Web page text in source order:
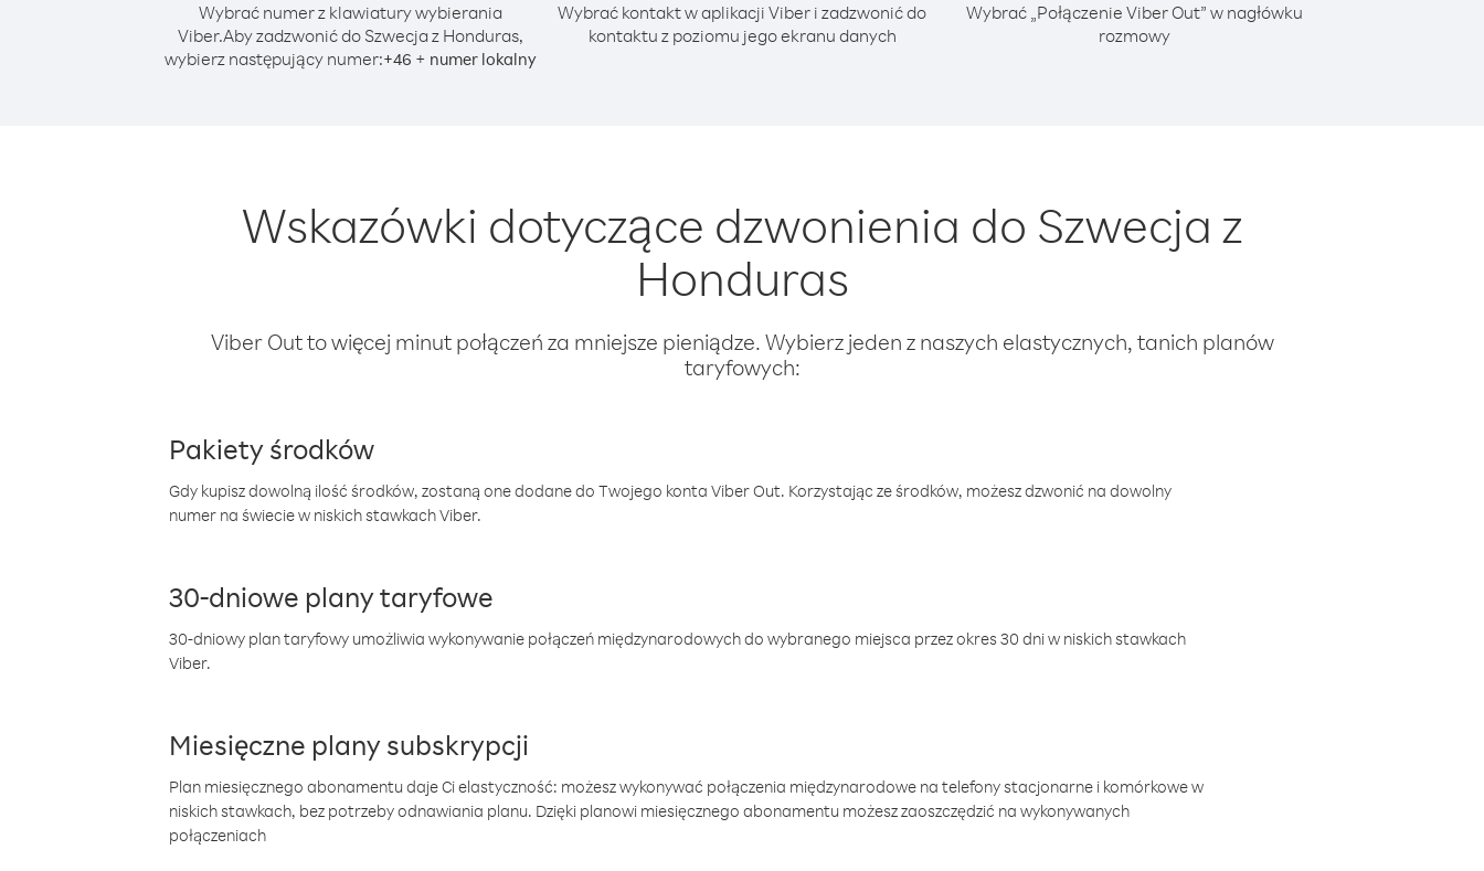
Wybrać numer z klawiatury wybierania
Viber.Aby zadzwonić do Szwecja z Honduras,
wybierz następujący numer:+46 + numer lokalny
Wybrać kontakt w aplikacji Viber i zadzwonić do
kontaktu z poziomu jego ekranu danych
Wybrać „Połączenie Viber Out” w nagłówku
rozmowy
Wskazówki dotyczące dzwonienia do Szwecja z
Honduras
Viber Out to więcej minut połączeń za mniejsze pieniądze. Wybierz jeden z naszych elastycznych, tanich planów
taryfowych:
Pakiety środków
Gdy kupisz dowolną ilość środków, zostaną one dodane do Twojego konta Viber Out. Korzystając ze środków, możesz dzwonić na dowolny
numer na świecie w niskich stawkach Viber.
30-dniowe plany taryfowe
30-dniowy plan taryfowy umożliwia wykonywanie połączeń międzynarodowych do wybranego miejsca przez okres 30 dni w niskich stawkach
Viber.
Miesięczne plany subskrypcji
Plan miesięcznego abonamentu daje Ci elastyczność: możesz wykonywać połączenia międzynarodowe na telefony stacjonarne i komórkowe w
niskich stawkach, bez potrzeby odnawiania planu. Dzięki planowi miesięcznego abonamentu możesz zaoszczędzić na wykonywanych
połączeniach